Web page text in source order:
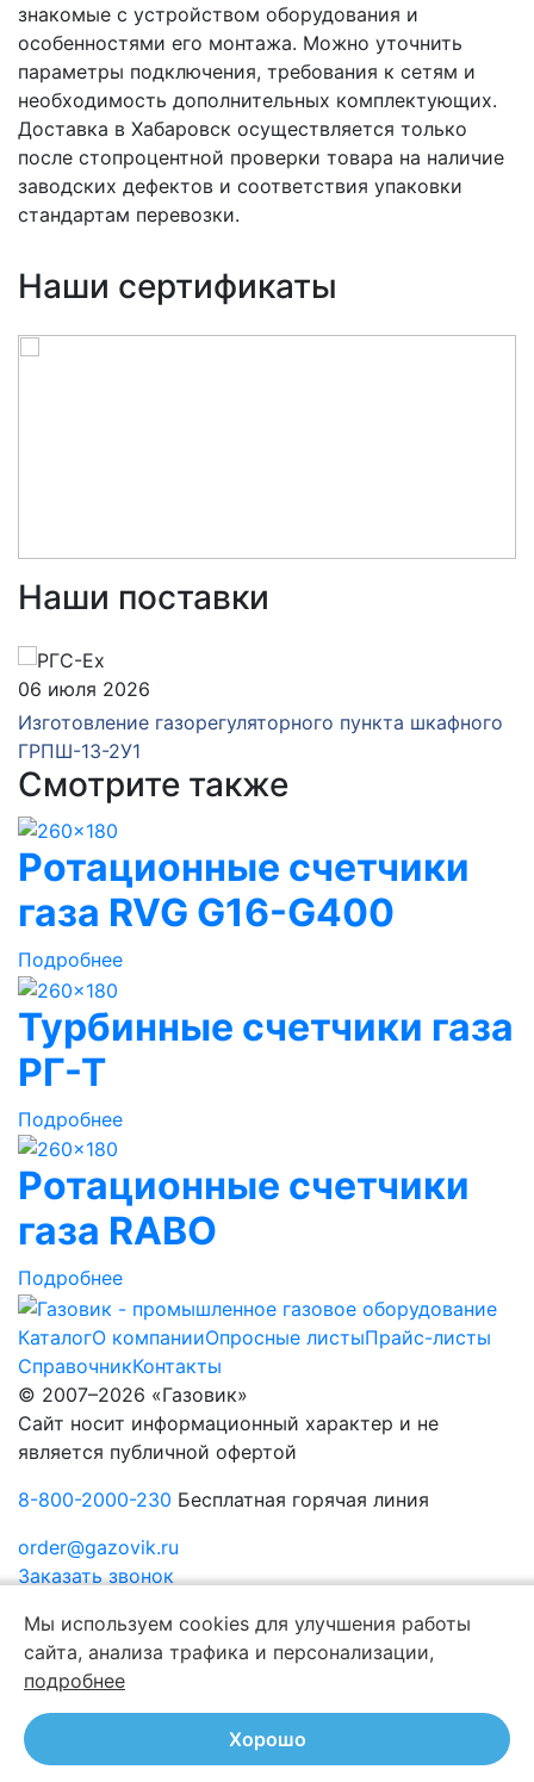
знакомые с устройством оборудования и
особенностями его монтажа. Можно уточнить
параметры подключения, требования к сетям и
необходимость дополнительных комплектующих.
Доставка в Хабаровск осуществляется только
после стопроцентной проверки товара на наличие
заводских дефектов и соответствия упаковки
стандартам перевозки.
Наши сертификаты
Наши поставки
06 июля 2026
Изготовление газорегуляторного пункта шкафного
ГРПШ-13-2У1
Смотрите также
Ротационные счетчики
газа RVG G16-G400
Подробнее
Турбинные счетчики газа
РГ-Т
Подробнее
Ротационные счетчики
газа RABO
Подробнее
КаталогО компанииОпросные листыПрайс-листы
СправочникКонтакты
© 2007–2026 «Газовик»
Сайт носит информационный характер и не
является публичной офертой
8-800-2000-230 Бесплатная горячая линия
order@gazovik.ru
Заказать звонок
Мы используем cookies для улучшения работы
сайта, анализа трафика и персонализации,
подробнее
Хорошо